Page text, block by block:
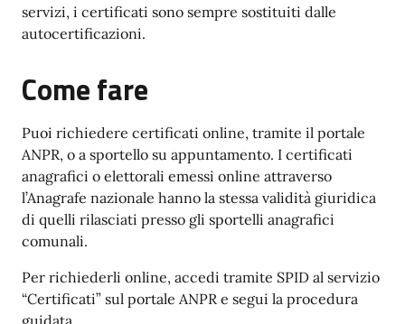
servizi, i certificati sono sempre sostituiti dalle
autocertificazioni.
Come fare
Puoi richiedere certificati online, tramite il portale
ANPR, o a sportello su appuntamento. I certificati
anagrafici o elettorali emessi online attraverso
l’Anagrafe nazionale hanno la stessa validità giuridica
di quelli rilasciati presso gli sportelli anagrafici
comunali.
Per richiederli online, accedi tramite SPID al servizio
“Certificati” sul portale ANPR e segui la procedura
guidata.